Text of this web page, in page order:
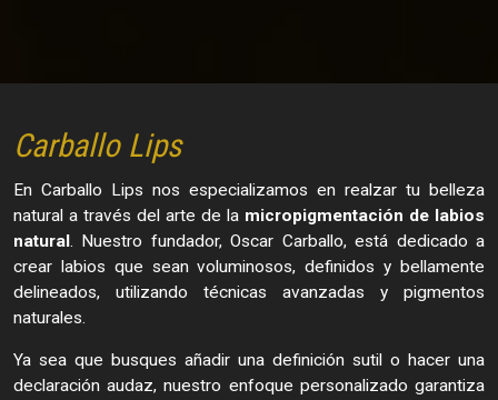
Carballo Lips
En Carballo Lips nos especializamos en realzar tu belleza
natural a través del arte de la micropigmentación de labios
natural. Nuestro fundador, Oscar Carballo, está dedicado a
crear labios que sean voluminosos, definidos y bellamente
delineados, utilizando técnicas avanzadas y pigmentos
naturales.
Ya sea que busques añadir una definición sutil o hacer una
declaración audaz, nuestro enfoque personalizado garantiza